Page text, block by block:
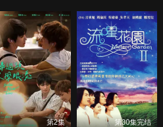
第2集 第30集完结